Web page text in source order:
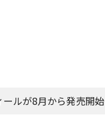
ルが8月から発売開始